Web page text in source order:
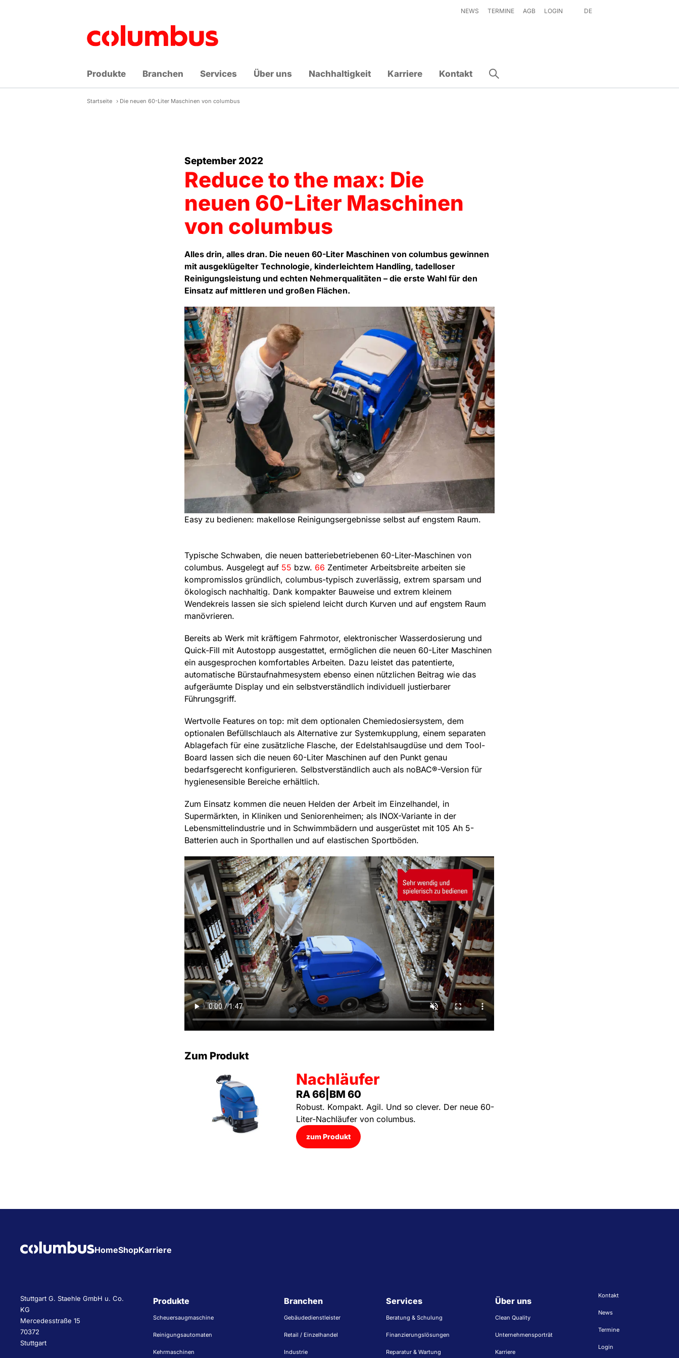
NEWS TERMINE AGB LOGIN DE
Produkte Branchen Services Über uns Nachhaltigkeit Karriere Kontakt
Startseite › Die neuen 60-Liter Maschinen von columbus
September 2022
Reduce to the max: Die
neuen 60-Liter Maschinen
von columbus
Alles drin, alles dran. Die neuen 60-Liter Maschinen von columbus gewinnen
mit ausgeklügelter Technologie, kinderleichtem Handling, tadelloser
Reinigungsleistung und echten Nehmerqualitäten – die erste Wahl für den
Einsatz auf mittleren und großen Flächen.
Easy zu bedienen: makellose Reinigungsergebnisse selbst auf engstem Raum.
Typische Schwaben, die neuen batteriebetriebenen 60-Liter-Maschinen von
columbus. Ausgelegt auf 55 bzw. 66 Zentimeter Arbeitsbreite arbeiten sie
kompromisslos gründlich, columbus-typisch zuverlässig, extrem sparsam und
ökologisch nachhaltig. Dank kompakter Bauweise und extrem kleinem
Wendekreis lassen sie sich spielend leicht durch Kurven und auf engstem Raum
manövrieren.
Bereits ab Werk mit kräftigem Fahrmotor, elektronischer Wasserdosierung und
Quick-Fill mit Autostopp ausgestattet, ermöglichen die neuen 60-Liter Maschinen
ein ausgesprochen komfortables Arbeiten. Dazu leistet das patentierte,
automatische Bürstaufnahmesystem ebenso einen nützlichen Beitrag wie das
aufgeräumte Display und ein selbstverständlich individuell justierbarer
Führungsgriff.
Wertvolle Features on top: mit dem optionalen Chemiedosiersystem, dem
optionalen Befüllschlauch als Alternative zur Systemkupplung, einem separaten
Ablagefach für eine zusätzliche Flasche, der Edelstahlsaugdüse und dem Tool-
Board lassen sich die neuen 60-Liter Maschinen auf den Punkt genau
bedarfsgerecht konfigurieren. Selbstverständlich auch als noBAC®-Version für
hygienesensible Bereiche erhältlich.
Zum Einsatz kommen die neuen Helden der Arbeit im Einzelhandel, in
Supermärkten, in Kliniken und Seniorenheimen; als INOX-Variante in der
Lebensmittelindustrie und in Schwimmbädern und ausgerüstet mit 105 Ah 5-
Batterien auch in Sporthallen und auf elastischen Sportböden.
Zum Produkt
Nachläufer
RA 66|BM 60
Robust. Kompakt. Agil. Und so clever. Der neue 60-
Liter-Nachläufer von columbus.
zum Produkt
HomeShopKarriere
Stuttgart G. Staehle GmbH u. Co.
KG
Mercedesstraße 15
70372
Stuttgart
Produkte
Scheuersaugmaschine
Reinigungsautomaten
Kehrmaschinen
Branchen
Gebäudedienstleister
Retail / Einzelhandel
Industrie
Services
Beratung & Schulung
Finanzierungslösungen
Reparatur & Wartung
Über uns
Clean Quality
Unternehmensporträt
Karriere
Kontakt
News
Termine
Login